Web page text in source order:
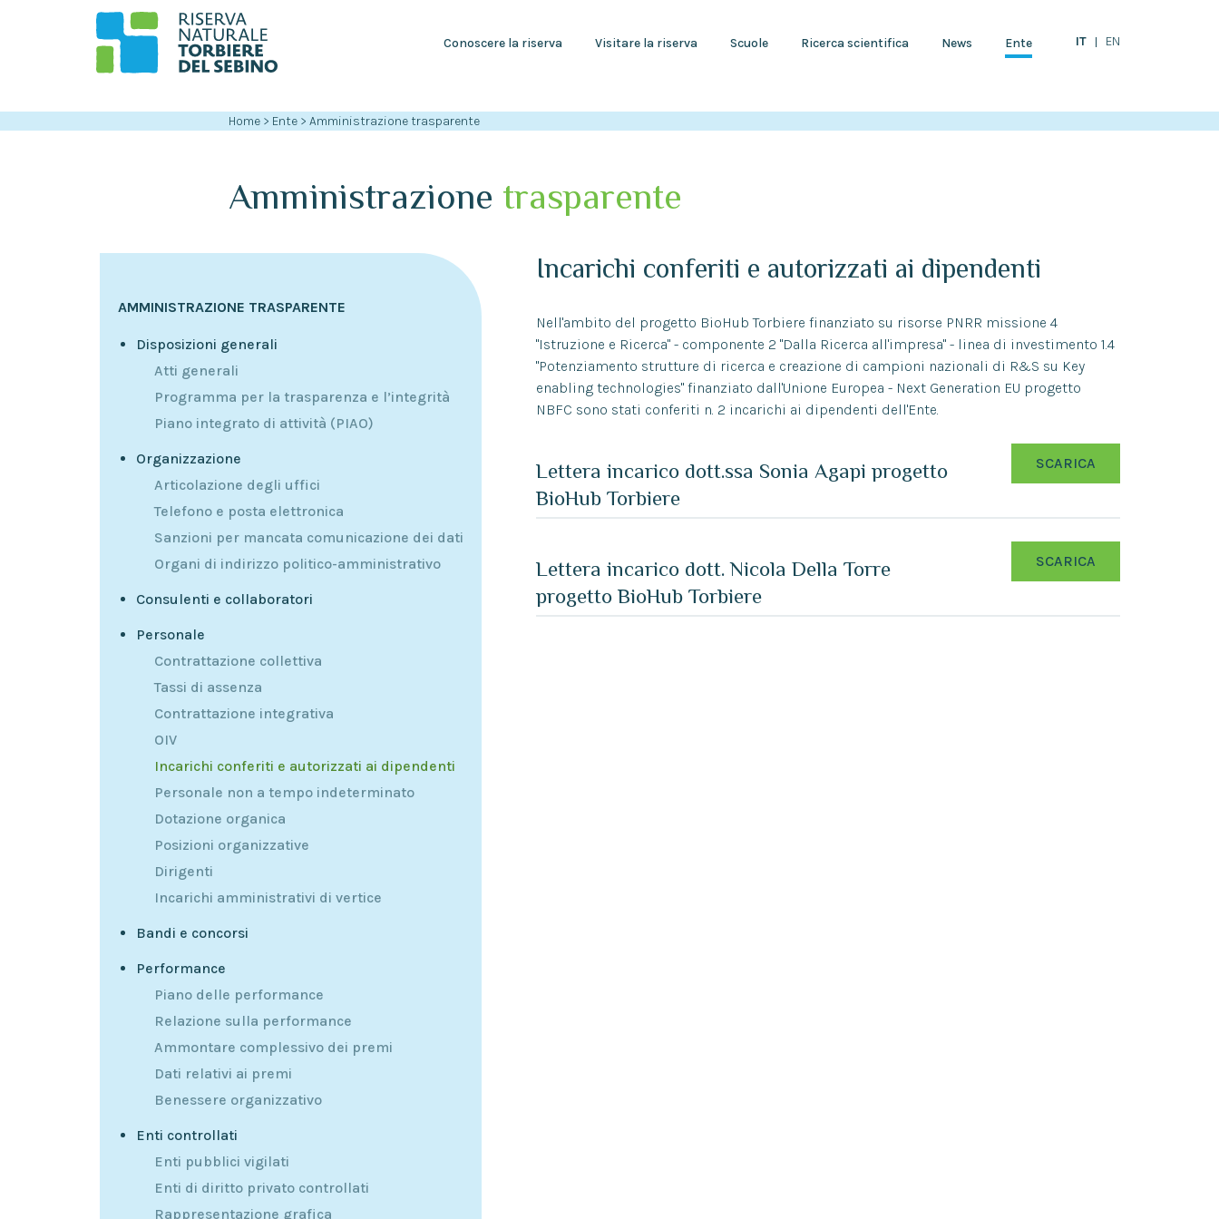
Conoscere la riserva Visitare la riserva Scuole Ricerca scientifica News Ente IT EN
Home > Ente > Amministrazione trasparente
Amministrazione trasparente
AMMINISTRAZIONE TRASPARENTE
Disposizioni generali
Atti generali
Programma per la trasparenza e l’integrità
Piano integrato di attività (PIAO)
Organizzazione
Articolazione degli uffici
Telefono e posta elettronica
Sanzioni per mancata comunicazione dei dati
Organi di indirizzo politico-amministrativo
Consulenti e collaboratori
Personale
Contrattazione collettiva
Tassi di assenza
Contrattazione integrativa
OIV
Incarichi conferiti e autorizzati ai dipendenti
Personale non a tempo indeterminato
Dotazione organica
Posizioni organizzative
Dirigenti
Incarichi amministrativi di vertice
Bandi e concorsi
Performance
Piano delle performance
Relazione sulla performance
Ammontare complessivo dei premi
Dati relativi ai premi
Benessere organizzativo
Enti controllati
Enti pubblici vigilati
Enti di diritto privato controllati
Rappresentazione grafica
Incarichi conferiti e autorizzati ai dipendenti
Nell'ambito del progetto BioHub Torbiere finanziato su risorse PNRR missione 4
"Istruzione e Ricerca" - componente 2 "Dalla Ricerca all'impresa" - linea di investimento 1.4
"Potenziamento strutture di ricerca e creazione di campioni nazionali di R&S su Key
enabling technologies" finanziato dall'Unione Europea - Next Generation EU progetto
NBFC sono stati conferiti n. 2 incarichi ai dipendenti dell'Ente.
Lettera incarico dott.ssa Sonia Agapi progetto
BioHub Torbiere
SCARICA
Lettera incarico dott. Nicola Della Torre
progetto BioHub Torbiere
SCARICA